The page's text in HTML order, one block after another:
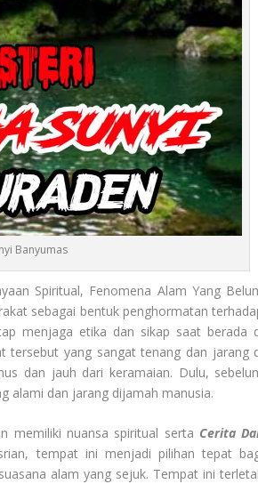
Banyumas
Spiritual, Fenomena Alam Yang
sebagai bentuk penghormatan
menjaga etika dan sikap saat berada
tersebut yang sangat tenang dan jarang
dan jauh dari keramaian. Dulu,
alami dan jarang dijamah manusia.
memiliki nuansa spiritual serta Cerita
tempat ini menjadi pilihan tepat
alam yang sejuk. Tempat ini